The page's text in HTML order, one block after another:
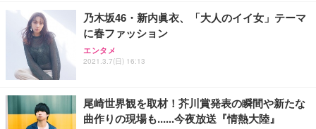
乃木坂46・新内眞衣、「大人のイイ女」テーマ
に春ファッション
エンタメ
2021.3.7(日) 16:13
尾崎世界観を取材！芥川賞発表の瞬間や新たな
曲作りの現場も......今夜放送『情熱大陸』